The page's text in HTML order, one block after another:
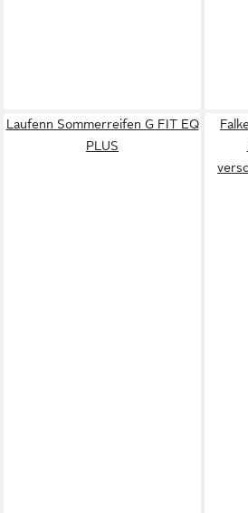
Laufenn Sommerreifen G FIT EQ
PLUS